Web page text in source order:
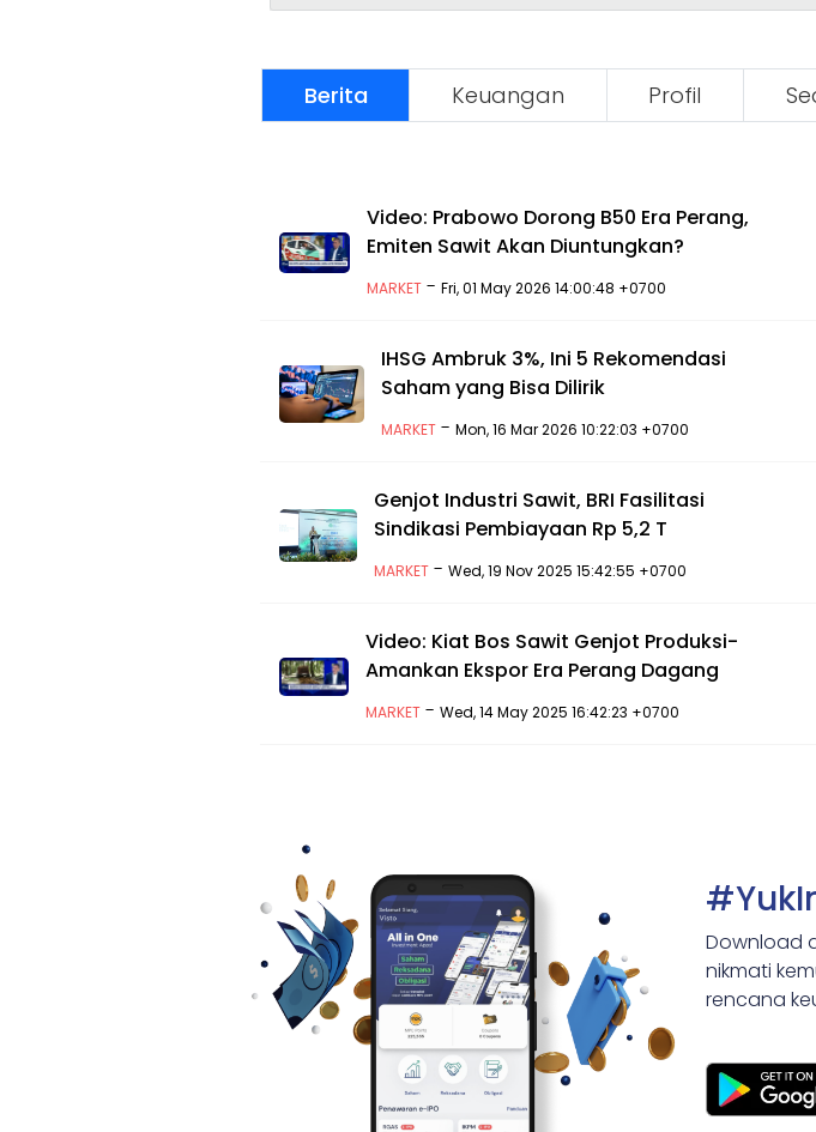
Berita Keuangan Profil
Video: Prabowo Dorong B50 Era Perang,
Emiten Sawit Akan Diuntungkan?
MARKET -Fri, 01 May 2026 14:00:48 +0700
IHSG Ambruk 3%, Ini 5 Rekomendasi
Saham yang Bisa Dilirik
MARKET- Mon, 16 Mar 2026 10:22:03 +0700
Genjot Industri Sawit, BRI Fasilitasi
Sindikasi Pembiayaan Rp 5,2 T
MARKET -Wed, 19 Nov 2025 15:42:55 +0700
Video: Kiat Bos Sawit Genjot Produksi-
Amankan Ekspor Era Perang Dagang
MARKET- Wed, 14 May 2025 16:42:23 +0700
Download
nikmati
rencana